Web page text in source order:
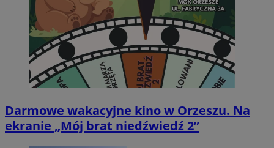
Darmowe wakacyjne kino w Orzeszu. Na
ekranie „Mój brat niedźwiedź 2”